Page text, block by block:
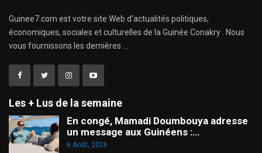
Guinee7.com est votre site Web d'actualités politiques,
économiques, sociales et culturelles de la Guinée Conakry . Nous
vous fournissons les dernières ...
Les + Lus de la semaine
En congé, Mamadi Doumbouya adresse
un message aux Guinéens :…
6 Août, 2026